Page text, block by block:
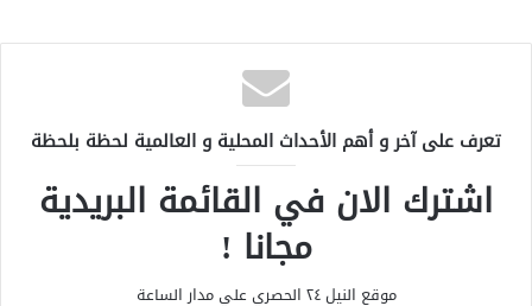
تعرف على آخر و أهم الأحداث المحلية و العالمية لحظة بلحظة
اشترك الان في القائمة البريدية
مجانا !
موقع النيل ٢٤ الحصري علي مدار الساعة